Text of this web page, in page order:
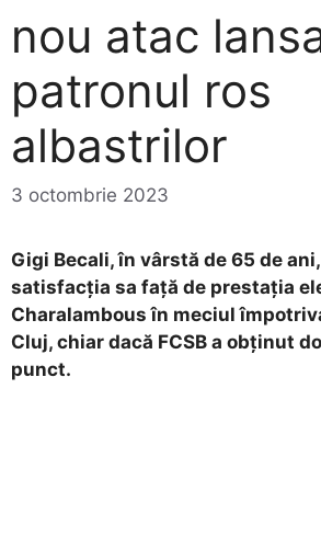
nou atac
patronul ros
albastrilor
3 octombrie 2023
Gigi Becali, în vârstă de 65 de
satisfacția sa față de prestația
Charalambous în meciul
Cluj, chiar dacă FCSB a obținut
punct.